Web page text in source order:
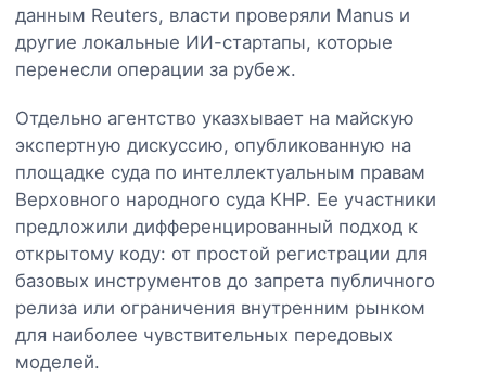
данным Reuters, власти проверяли Manus и
другие локальные ИИ-стартапы, которые
перенесли операции за рубеж.
Отдельно агентство указхывает на майскую
экспертную дискуссию, опубликованную на
площадке суда по интеллектуальным правам
Верховного народного суда КНР. Ее участники
предложили дифференцированный подход к
открытому коду: от простой регистрации для
базовых инструментов до запрета публичного
релиза или ограничения внутренним рынком
для наиболее чувствительных передовых
моделей.